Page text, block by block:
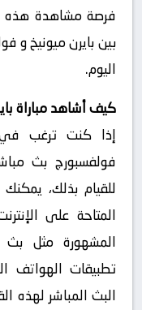
فرصة مشاهدة هذه
بين بايرن ميونيخ و
اليوم.
كيف أشاهد مباراة
إذا كنت ترغب في
فولفسبورج بث
للقيام بذلك،
المتاحة على
المشهورة مثل بث
تطبيقات الهواتف
البث المباشر لهذه